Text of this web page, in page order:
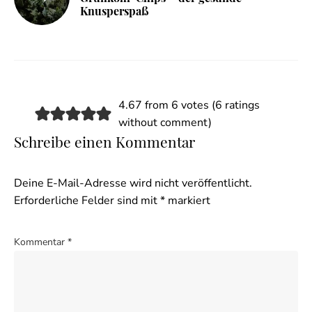
Knusperspaß
4.67 from 6 votes (6 ratings
without comment)
Schreibe einen Kommentar
Deine E-Mail-Adresse wird nicht veröffentlicht.
Erforderliche Felder sind mit* markiert
Kommentar *